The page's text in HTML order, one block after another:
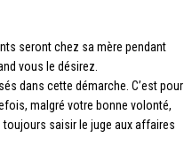
seront chez sa mère pendant
vous le désirez.
dans cette démarche. C’est pour
malgré votre bonne volonté,
saisir le juge aux affaires